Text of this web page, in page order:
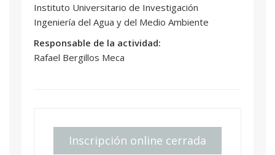
Instituto Universitario de Investigación
Ingeniería del Agua y del Medio Ambiente
Responsable de la actividad:
Rafael Bergillos Meca
Inscripción online cerrada